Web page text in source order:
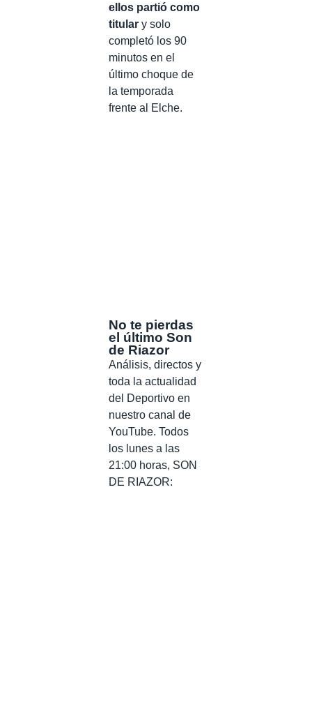
ellos partió como
titular y solo
completó los 90
minutos en el
último choque de
la temporada
frente al Elche.
No te pierdas
el último Son
de Riazor
Análisis, directos y
toda la actualidad
del Deportivo en
nuestro canal de
YouTube. Todos
los lunes a las
21:00 horas, SON
DE RIAZOR: